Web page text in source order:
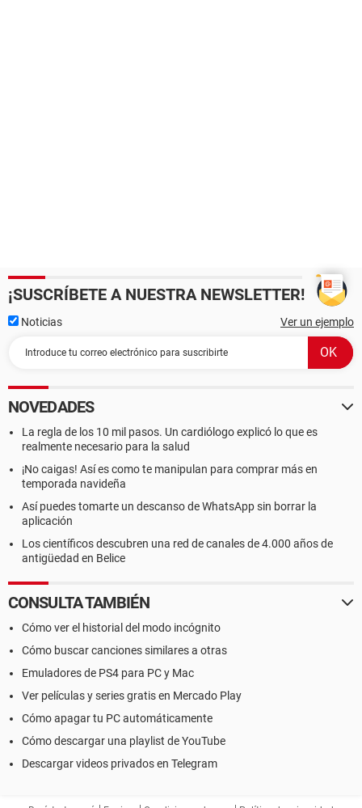
¡SUSCRÍBETE A NUESTRA NEWSLETTER!
Noticias Ver un ejemplo
NOVEDADES
La regla de los 10 mil pasos. Un cardiólogo explicó lo que es
realmente necesario para la salud
¡No caigas! Así es como te manipulan para comprar más en
temporada navideña
Así puedes tomarte un descanso de WhatsApp sin borrar la
aplicación
Los científicos descubren una red de canales de 4.000 años de
antigüedad en Belice
CONSULTA TAMBIÉN
Cómo ver el historial del modo incógnito
Cómo buscar canciones similares a otras
Emuladores de PS4 para PC y Mac
Ver películas y series gratis en Mercado Play
Cómo apagar tu PC automáticamente
Cómo descargar una playlist de YouTube
Descargar videos privados en Telegram